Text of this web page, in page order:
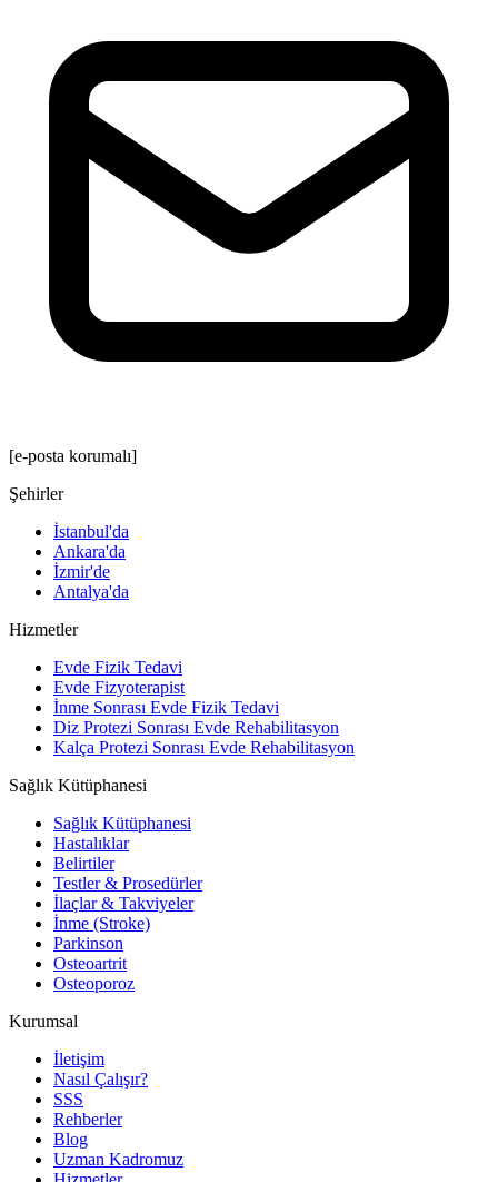
[e-posta korumalı]
Şehirler
İstanbul'da
Ankara'da
İzmir'de
Antalya'da
Hizmetler
Evde Fizik Tedavi
Evde Fizyoterapist
İnme Sonrası Evde Fizik Tedavi
Diz Protezi Sonrası Evde Rehabilitasyon
Kalça Protezi Sonrası Evde Rehabilitasyon
Sağlık Kütüphanesi
Sağlık Kütüphanesi
Hastalıklar
Belirtiler
Testler & Prosedürler
İlaçlar & Takviyeler
İnme (Stroke)
Parkinson
Osteoartrit
Osteoporoz
Kurumsal
İletişim
Nasıl Çalışır?
SSS
Rehberler
Blog
Uzman Kadromuz